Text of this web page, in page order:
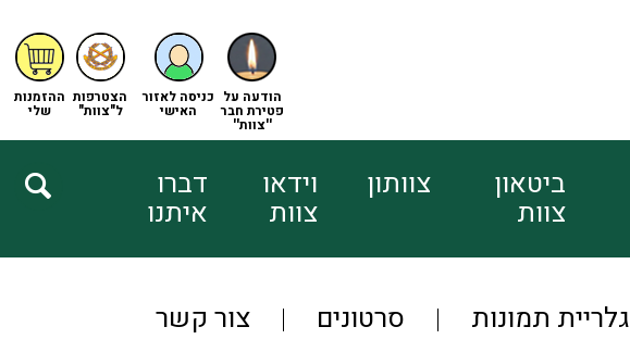
ההזמנות
שלי
הצטרפות
ל"צוות"
כניסה לאזור
האישי
הודעה על
פטירת חבר
''צוות''
ביטאון
צוות
צוותון וידאו
צוות
דברו
איתנו
גלריית תמונות סרטונים צור קשר